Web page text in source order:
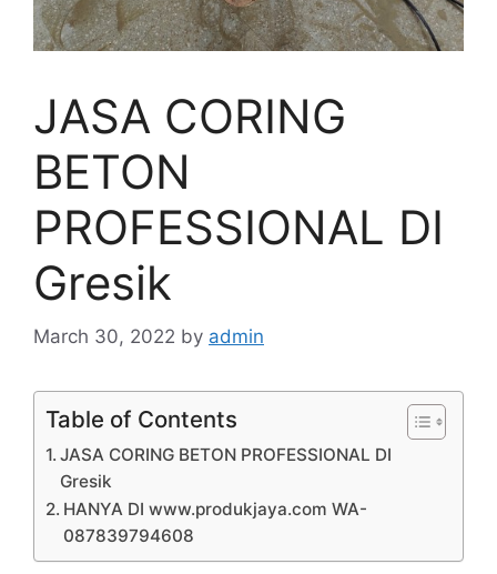
JASA CORING
BETON
PROFESSIONAL DI
Gresik
March 30, 2022 by admin
Table of Contents
JASA CORING BETON PROFESSIONAL DI
Gresik
HANYA DI www.produkjaya.com WA-
087839794608